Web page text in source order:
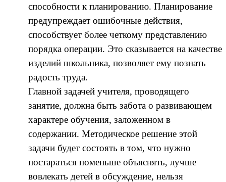
способности к планированию. Планирование
предупреждает ошибочные действия,
способствует более четкому представлению
порядка операции. Это сказывается на качестве
изделий школьника, позволяет ему познать
радость труда.
Главной задачей учителя, проводящего
занятие, должна быть забота о развивающем
характере обучения, заложенном в
содержании. Методическое решение этой
задачи будет состоять в том, что нужно
постараться поменьше объяснять, лучше
вовлекать детей в обсуждение, нельзя